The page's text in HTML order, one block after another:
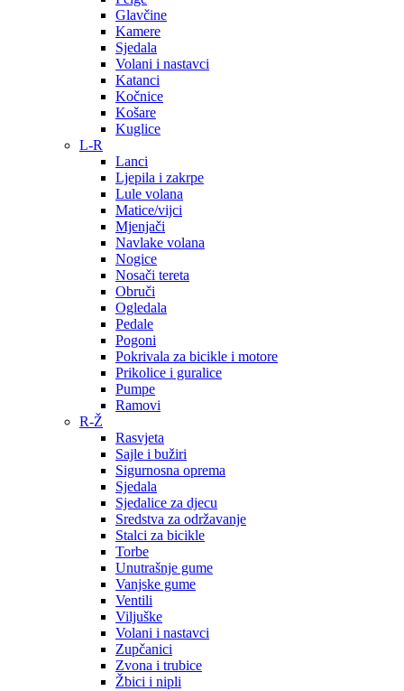
Glavčine
Kamere
Sjedala
Volani i nastavci
Katanci
Kočnice
Košare
Kuglice
L-R
Lanci
Ljepila i zakrpe
Lule volana
Matice/vijci
Mjenjači
Navlake volana
Nogice
Nosači tereta
Obruči
Ogledala
Pedale
Pogoni
Pokrivala za bicikle i motore
Prikolice i guralice
Pumpe
Ramovi
R-Ž
Rasvjeta
Sajle i bužiri
Sigurnosna oprema
Sjedala
Sjedalice za djecu
Sredstva za održavanje
Stalci za bicikle
Torbe
Unutrašnje gume
Vanjske gume
Ventili
Viljuške
Volani i nastavci
Zupčanici
Zvona i trubice
Žbici i nipli